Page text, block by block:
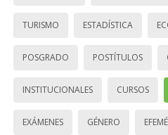
TURISMO ESTADÍSTICA
POSGRADO POSTÍTULOS
INSTITUCIONALES CURSOS
EXÁMENES GÉNERO